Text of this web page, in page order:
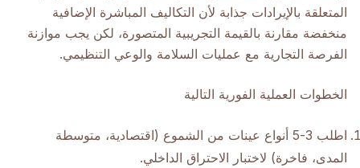
المتعلقة بالإيرادات جذابة لأن التكاليف المباشرة الإضافية
منخفضة مقارنة بالقيمة التجريبية المتصورة، لكن يجب موازنة
الفرصة التجارية مع عمليات السلامة والوعي التنظيمي.
الخطوات العملية الفورية التالية
اطلب 3-5 أنواع عينات من الشموع (اقتصادية، متوسطة
المدى، فاخرة) لاختبار الاحتراق الداخلي.